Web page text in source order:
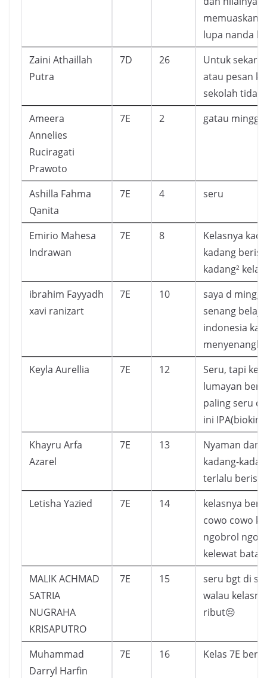
memuaskan.
lupa nanda
Zaini Athaillah
Putra
7D 26
Untuk
atau pesan
sekolah tidak
Ameera
Annelies
Ruciragati
Prawoto
7E 2 gatau
Ashilla Fahma
Qanita
7E 4 seru
Emirio Mahesa
Indrawan
7E 8
Kelasnya
kadang
kadang²
ibrahim Fayyadh
xavi ranizart
7E 10
saya d
senang
indonesia
Keyla Aurellia
7E 12
Seru, tapi
lumayan
paling seru di
ini
Khayru Arfa
Azarel
7E 13
Nyaman dan
kadang-
terlalu berisik.
Letisha Yazied
7E 14
kelasnya
cowo cowo
ngobrol
kelewat batas
MALIK ACHMAD
SATRIA
NUGRAHA
KRISAPUTRO
7E 15
seru bgt di
walau
ribut😔
Muhammad
Darryl Harfin
7E 16 Kelas 7E